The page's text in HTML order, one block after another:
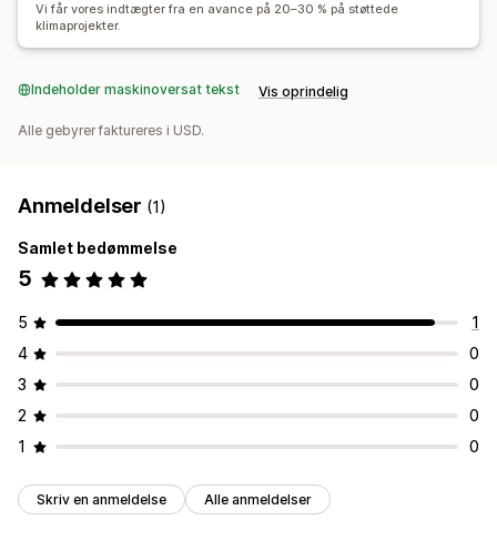
Vi får vores indtægter fra en avance på 20–30 % på støttede
klimaprojekter.
Indeholder maskinoversat tekst Vis oprindelig
Alle gebyrer faktureres i USD.
Anmeldelser (1)
Samlet bedømmelse
5
5
1
4
0
3
0
2
0
1
0
Skriv en anmeldelse Alle anmeldelser